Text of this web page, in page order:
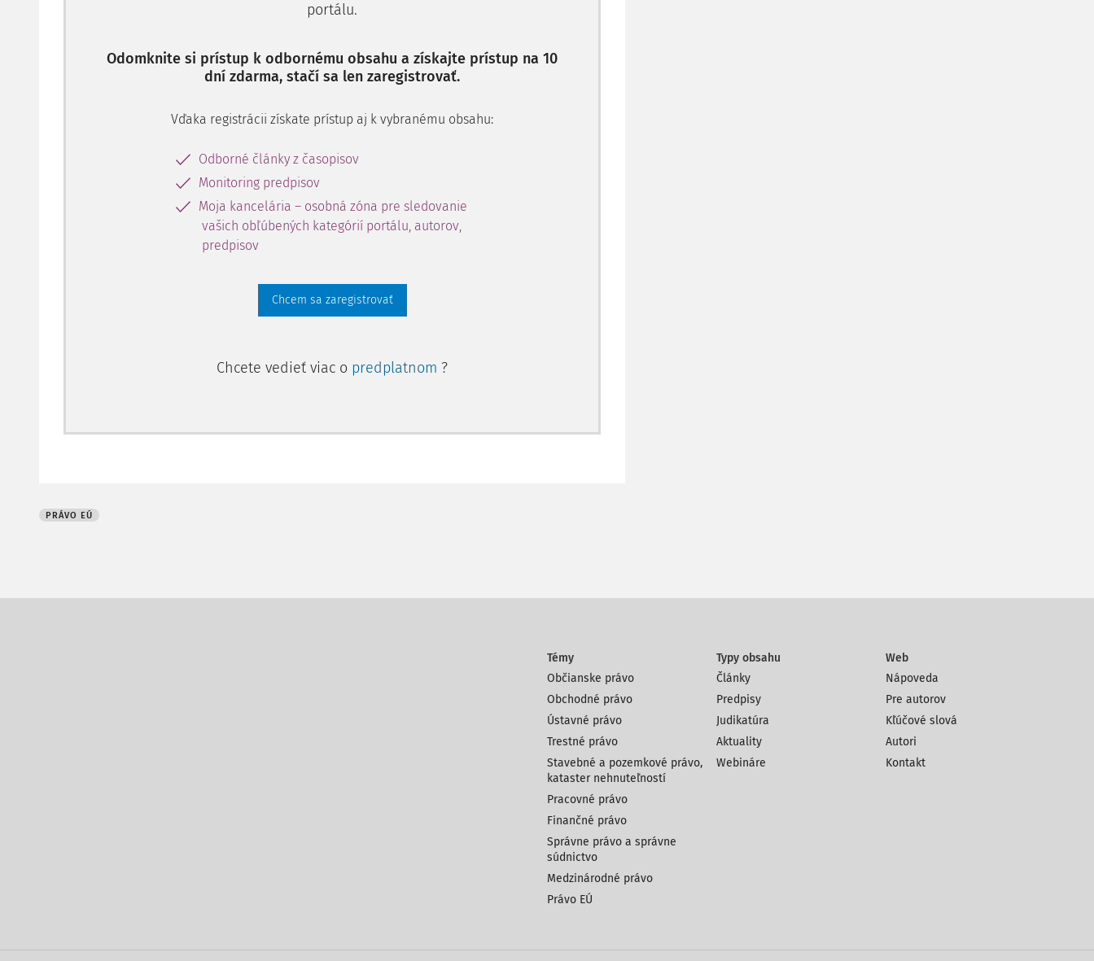
portálu.
Odomknite si prístup k odbornému obsahu a získajte prístup na 10
dní zdarma, stačí sa len zaregistrovať.
Vďaka registrácii získate prístup aj k vybranému obsahu:
Odborné články z časopisov
Monitoring predpisov
Moja kancelária – osobná zóna pre sledovanie
vašich obľúbených kategórií portálu, autorov,
predpisov
Chcem sa zaregistrovať
Chcete vedieť viac o predplatnom ?
PRÁVO EÚ
Témy
Občianske právo
Obchodné právo
Ústavné právo
Trestné právo
Stavebné a pozemkové právo,
kataster nehnuteľností
Pracovné právo
Finančné právo
Správne právo a správne
súdnictvo
Medzinárodné právo
Právo EÚ
Typy obsahu
Články
Predpisy
Judikatúra
Aktuality
Webináre
Web
Nápoveda
Pre autorov
Kľúčové slová
Autori
Kontakt